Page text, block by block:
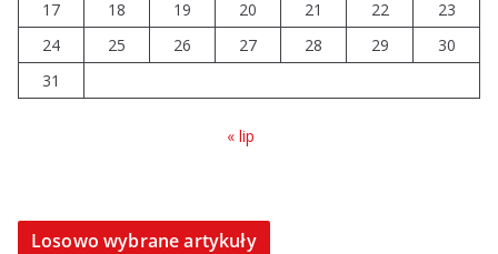
17
18 19 20 21 22
23
24
25 26 27 28 29
30
31
« lip
Losowo wybrane artykuły